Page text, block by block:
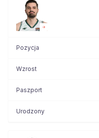
Pozycja
Wzrost
Paszport
Urodzony